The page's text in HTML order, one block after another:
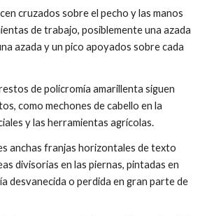
cruzados sobre el pecho y las manos
de trabajo, posiblemente una azada
azada y un pico apoyados sobre cada
de policromía amarillenta siguen
como mechones de cabello en la
y las herramientas agrícolas.
anchas franjas horizontales de texto
divisorias en las piernas, pintadas en
desvanecida o perdida en gran parte de